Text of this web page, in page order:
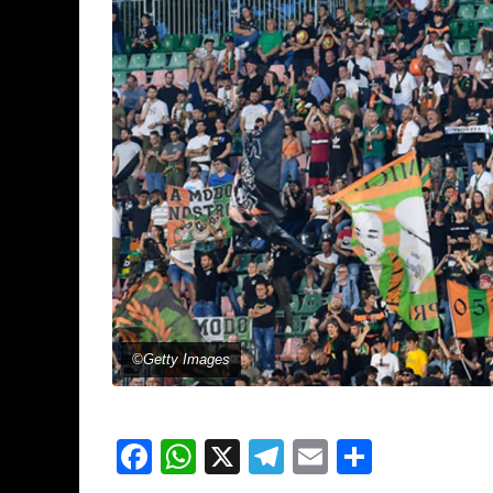
©Getty Images
Facebook
WhatsApp
X Telegram
Email